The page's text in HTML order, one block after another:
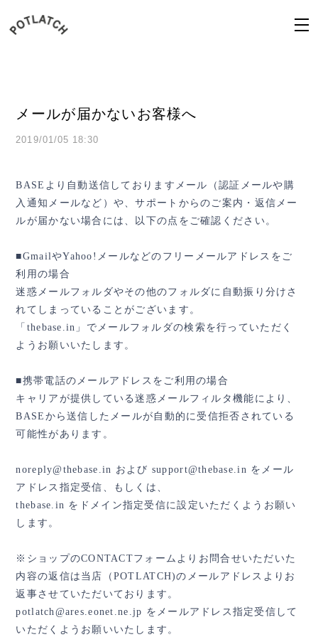
メールが届かないお客様へ
2019/01/05 18:30
BASEより自動送信しておりますメール（認証メールや購
入通知メールなど）や、サポートからのご案内・返信メー
ルが届かない場合には、以下の点をご確認ください。
■GmailやYahoo!メールなどのフリーメールアドレスをご
利用の場合
迷惑メールフォルダやその他のフォルダに自動振り分けさ
れてしまっていることがございます。
「thebase.in」でメールフォルダの検索を行っていただく
ようお願いいたします。
■携帯電話のメールアドレスをご利用の場合
キャリアが提供している迷惑メールフィルタ機能により、
BASEから送信したメールが自動的に受信拒否されている
可能性があります。
noreply@thebase.in および support@thebase.in をメール
アドレス指定受信、もしくは、
thebase.in をドメイン指定受信に設定いただくようお願い
します。
※ショップのCONTACTフォームよりお問合せいただいた
内容の返信は当店（POTLATCH)のメールアドレスよりお
返事させていただいております。
potlatch@ares.eonet.ne.jp をメールアドレス指定受信して
いただくようお願いいたします。